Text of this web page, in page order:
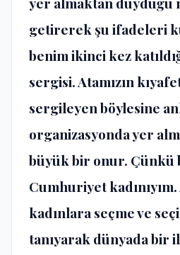
getirerek şu ifadeleri
benim ikinci kez
sergisi. Atamızın
sergileyen böylesine
organizasyonda yer
büyük bir onur. Çünkü
Cumhuriyet
kadınlara seçme ve
tanıyarak dünyada bir